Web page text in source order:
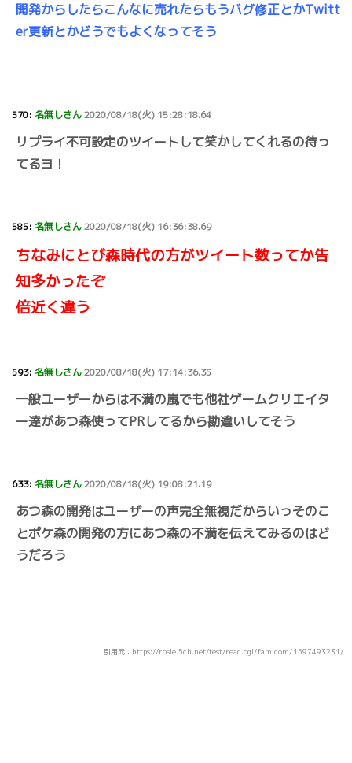
開発からしたらこんなに売れたらもうバグ修正とかTwitt
er更新とかどうでもよくなってそう
570: 名無しさん2020/08/18(火) 15:28:18.64
リプライ不可設定のツイートして笑かしてくれるの待っ
てるヨ！
585: 名無しさん2020/08/18(火) 16:36:38.69
ちなみにとび森時代の方がツイート数ってか告
知多かったぞ
倍近く違う
593: 名無しさん2020/08/18(火) 17:14:36.35
一般ユーザーからは不満の嵐でも他社ゲームクリエイタ
ー達があつ森使ってPRしてるから勘違いしてそう
633: 名無しさん2020/08/18(火) 19:08:21.19
あつ森の開発はユーザーの声完全無視だからいっそのこ
とポケ森の開発の方にあつ森の不満を伝えてみるのはど
うだろう
引用元：https://rosie.5ch.net/test/read.cgi/famicom/1597493231/